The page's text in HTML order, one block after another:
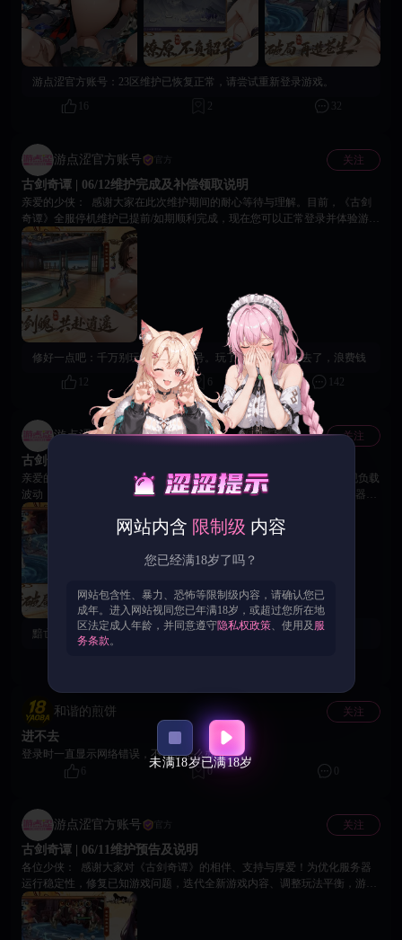
打造专属战力战队 游戏内含70余位性格、人设、技能各不相同的偃甲灵体，
可召唤收集、升级升星、改造进阶，自由培养强力偃甲，成为你闯荡仙途的
核心助力。 🧠 策略回合｜属性博弈，告别无脑刷图 经典3D回合制战斗，依
托火、木、水、阴、阳五行属性克制，搭配独特契灵系统解锁专属被动，灵
解锁温情奇遇 修行路上邂逅多位风骨各异的绝美知己，深度互动增进好感，
解锁专属剧情与专属福利，每日登录即可领取丰厚养成奖励，仙途从不独
与温柔。 📜 偃术新开章，古剑赴新约。即刻登入18Game平台，搜索《古剑
奇谭》并下载，共赴这场千年偃仙之约！
游点涩官方账号： 23区维护已恢复正常，请尝试重新登录游戏。
2 32
游点涩官方账号 官方 关注
古剑奇谭 | 06/12维护完成及补偿领取说明
亲爱的少侠： 感谢大家在此次维护期间的耐心等待与理解。目前，《古剑
奇谭》全服停机维护已提前/如期顺利完成，现在您可以正常登录并体验游
戏。 为了保障您的客户端运行稳定及后续更新顺畅，请前往18Game平台下
载并安装最新版本的游戏包，以获得最佳游戏体验。、 📢 维护补偿说明 为
弥补本次维护对您造成的不便，游戏已为全服玩家准备了丰厚的维护补偿礼
包。请您在下载更新包体后前往游戏内邮箱系统进行查收。 再次感谢各位
仙家道友对《古剑奇谭》的支持与厚爱。如您在登录或下载过程中遇到任何
问题，请联系18Game平台客服寻求帮助。感谢你的支持和理解。 《古剑奇
谭》运营团队 2026年6月12日
修好一点吧： 千万别玩，这游戏吞号。玩了一天直接进不去了，浪费钱
12
142
游点涩官方账号 官方 关注
古剑奇谭 | 06/22服务器波动说明及临时维护公告
亲爱的玩家： 由于端午期间活动参与人数高度集中，活动入口通道出现负载
波动，部分玩家可能在进行相关操作时遇到延迟、报错或无法进入服务器等
情况。技术团队已第一时间对波动原因进行紧急排查，目前所有服务器波动
问题均已修复，请重新尝试登录游戏并查收以下补偿兑换码。 专属补偿兑换
码： happy18 兑换领取方式： 登录游戏后，在【福利】-【兑换码】界面输
入该码，即可领取兑换码礼包。 给各位带来的不便，我们深表歉意。目前我
们已通过游戏内邮件为全服玩家再次发放相应补偿，请前往游戏内进行查
收，感谢大家的理解与支持！ 《古剑奇谭》运营团队 2026年6月22日​
黯亡：
12号的补偿呢？一直没发吧
和谐的煎饼 关注
进不去
登录时一直显示网络错误，不让登怎么办
6
0 0
游点涩官方账号 官方 关注
古剑奇谭 | 06/11维护预告及说明
各位少侠： 感谢大家对《古剑奇谭》的相伴、支持与厚爱！为优化服务器
运行稳定性，修复已知游戏问题，迭代全新游戏内容、调整玩法平衡，游戏
将开启全服停机维护工作，具体安排如下： 🔹维护时间 2026 年 6 月 11 日
23:00 — 6 月 12 日 12:00 * 本次维护时长会根据实际更新进度灵活调整，可
能提前开服或小幅顺延，敬请留意后续官方通知。请各位少侠提前安排游戏
网站内含 限制级 内容
您已经满18岁了吗？
网站包含性、暴力、恐怖等限制级内容，请确认您已
成年。进入网站视同您已年满18岁，或超过您所在地
区法定成人年龄，并同意遵守隐私权政策、使用及 服
务条款。
未满18岁已满18岁